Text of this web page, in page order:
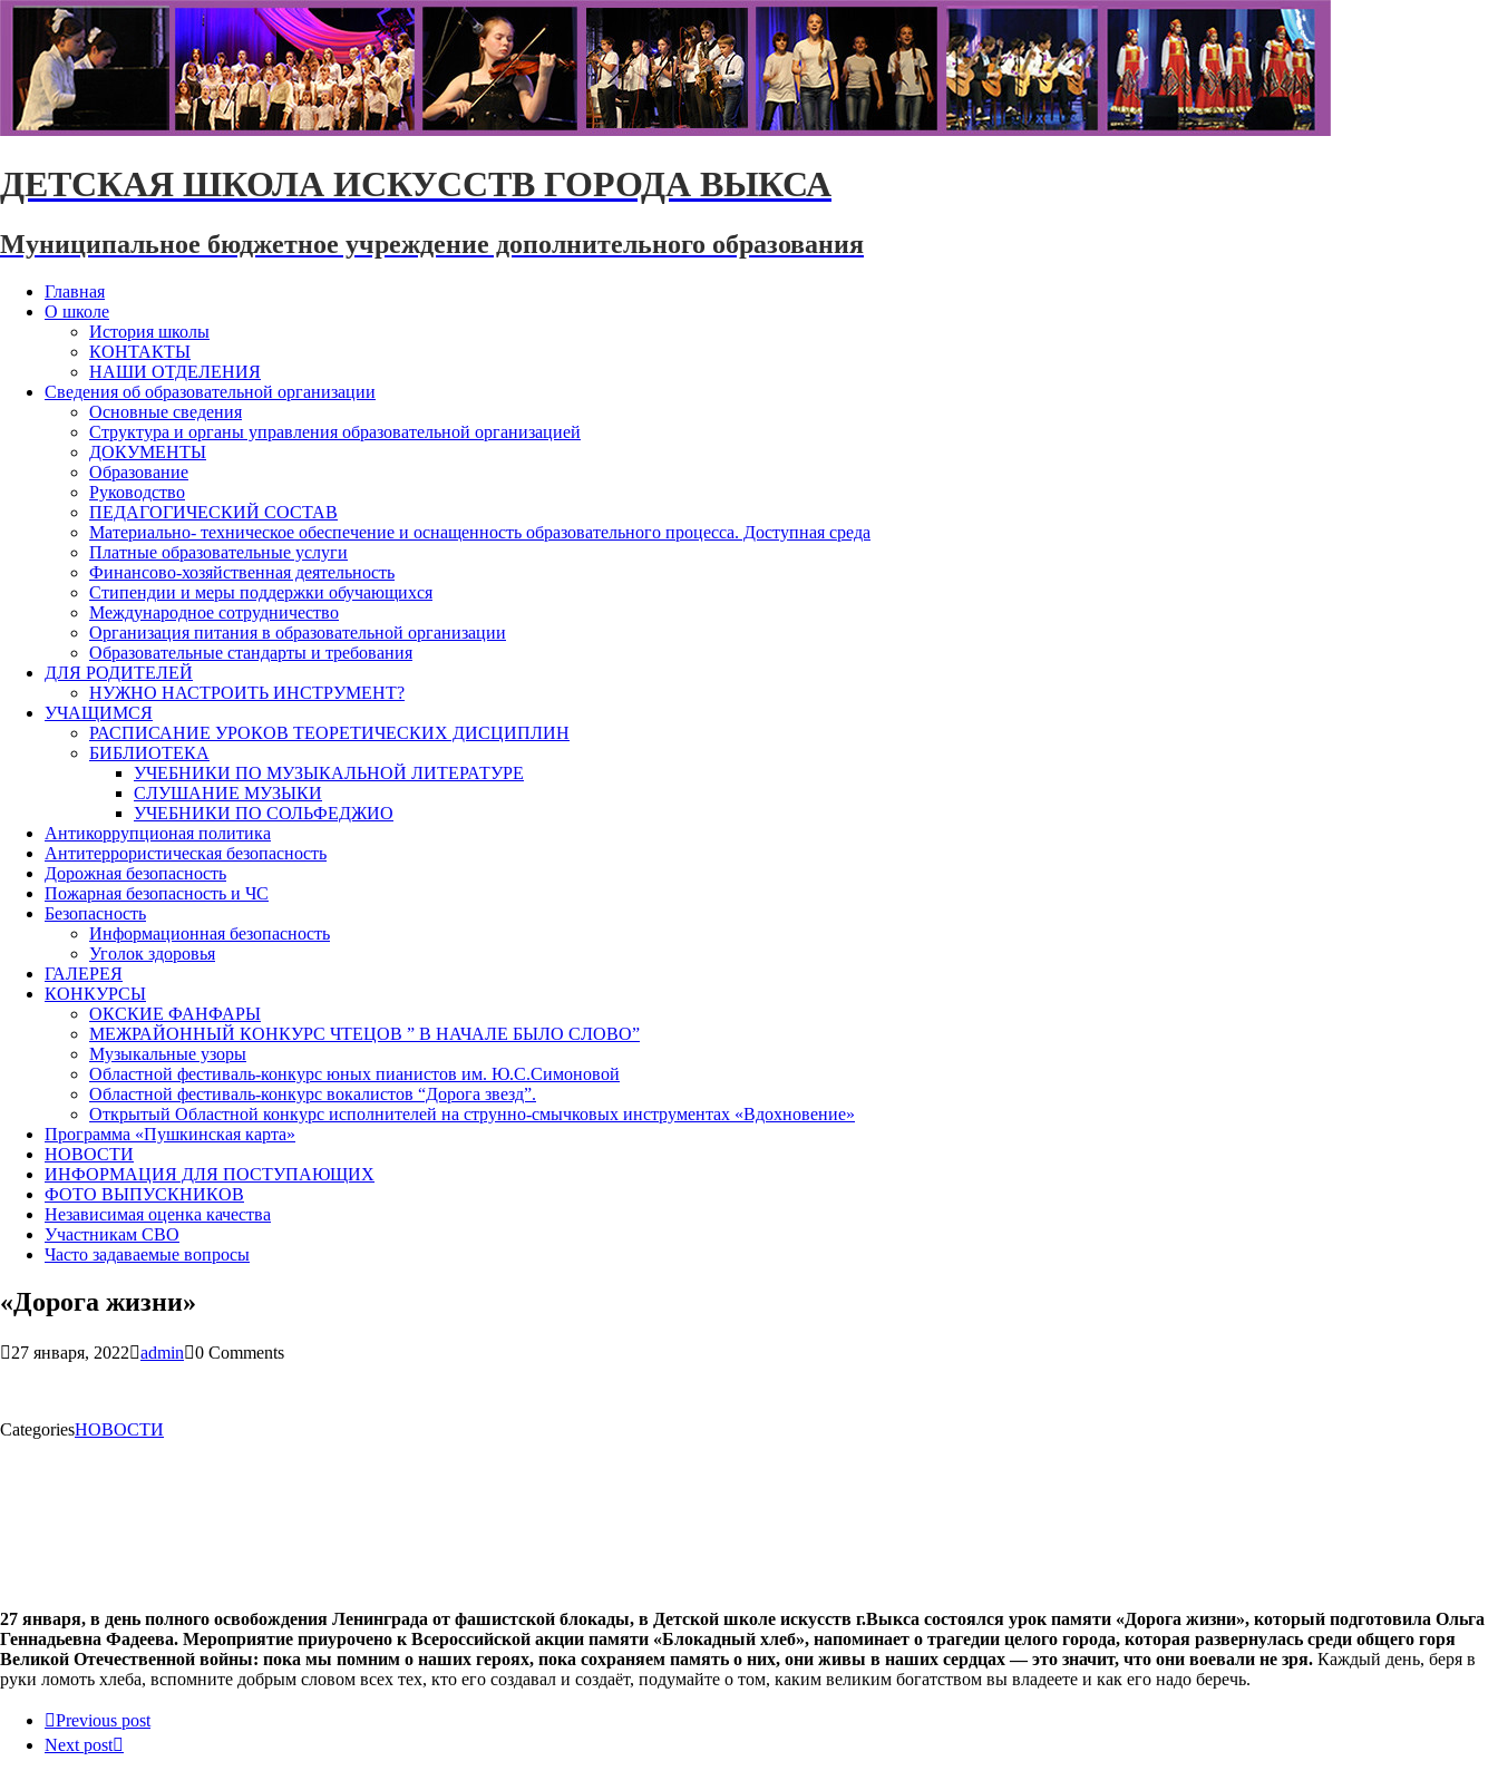
ДЕТСКАЯ ШКОЛА ИСКУССТВ ГОРОДА ВЫКСА
Муниципальное бюджетное учреждение дополнительного образования
Главная
О школе
История школы
КОНТАКТЫ
НАШИ ОТДЕЛЕНИЯ
Сведения об образовательной организации
Основные сведения
Структура и органы управления образовательной организацией
ДОКУМЕНТЫ
Образование
Руководство
ПЕДАГОГИЧЕСКИЙ СОСТАВ
Материально- техническое обеспечение и оснащенность образовательного процесса. Доступная среда
Платные образовательные услуги
Финансово-хозяйственная деятельность
Стипендии и меры поддержки обучающихся
Международное сотрудничество
Организация питания в образовательной организации
Образовательные стандарты и требования
ДЛЯ РОДИТЕЛЕЙ
НУЖНО НАСТРОИТЬ ИНСТРУМЕНТ?
УЧАЩИМСЯ
РАСПИСАНИЕ УРОКОВ ТЕОРЕТИЧЕСКИХ ДИСЦИПЛИН
БИБЛИОТЕКА
УЧЕБНИКИ ПО МУЗЫКАЛЬНОЙ ЛИТЕРАТУРЕ
СЛУШАНИЕ МУЗЫКИ
УЧЕБНИКИ ПО СОЛЬФЕДЖИО
Антикоррупционая политика
Антитеррористическая безопасность
Дорожная безопасность
Пожарная безопасность и ЧС
Безопасность
Информационная безопасность
Уголок здоровья
ГАЛЕРЕЯ
КОНКУРСЫ
ОКСКИЕ ФАНФАРЫ
МЕЖРАЙОННЫЙ КОНКУРС ЧТЕЦОВ ” В НАЧАЛЕ БЫЛО СЛОВО”
Музыкальные узоры
Областной фестиваль-конкурс юных пианистов им. Ю.С.Симоновой
Областной фестиваль-конкурс вокалистов “Дорога звезд”.
Открытый Областной конкурс исполнителей на струнно-смычковых инструментах «Вдохновение»
Программа «Пушкинская карта»
НОВОСТИ
ИНФОРМАЦИЯ ДЛЯ ПОСТУПАЮЩИХ
ФОТО ВЫПУСКНИКОВ
Независимая оценка качества
Участникам СВО
Часто задаваемые вопросы
«Дорога жизни»
27 января, 2022 admin 0 Comments
CategoriesНОВОСТИ
27 января, в день полного освобождения Ленинграда от фашистской блокады, в Детской школе искусств г.Выкса состоялся урок памяти «Дорога жизни», который подготовила Ольга
Геннадьевна Фадеева. Мероприятие приурочено к Всероссийской акции памяти «Блокадный хлеб», напоминает о трагедии целого города, которая развернулась среди общего горя
Великой Отечественной войны: пока мы помним о наших героях, пока сохраняем память о них, они живы в наших сердцах — это значит, что они воевали не зря. Каждый день, беря в
руки ломоть хлеба, вспомните добрым словом всех тех, кто его создавал и создаёт, подумайте о том, каким великим богатством вы владеете и как его надо беречь.
Previous post
Next post